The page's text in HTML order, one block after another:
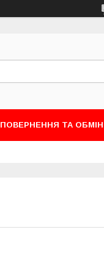
ПОВЕРНЕННЯ ТА ОБМІН